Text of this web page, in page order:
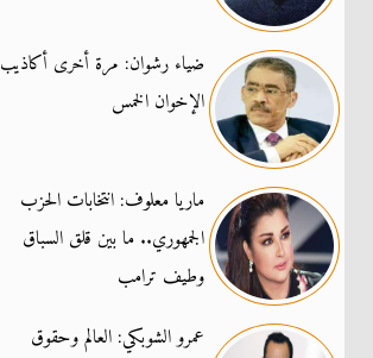
ضياء رشوان: مرة أخرى أكاذيب
الإخوان الخمس
ماريا معلوف: انتخابات الحزب
الجمهوري.. ما بين قلق السباق
وطيف ترامب
عمرو الشوبكي: العالم وحقوق